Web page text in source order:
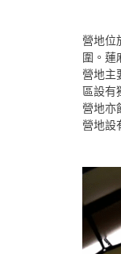
營地位
圍。蓮
營地主
區設有
營地亦
營地設